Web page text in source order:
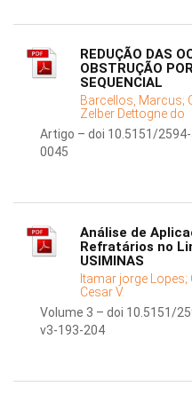
REDUÇÃO DAS
OBSTRUÇÃO
SEQUENCIAL
Barcellos, Marcus;
Zelber Dettogne do
Artigo – doi 10.5151/
0045
Análise de
Refratários no
USIMINAS
Itamar jorge Lopes;
Cesar V.
Volume 3 – doi 10.5151/
v3-193-204